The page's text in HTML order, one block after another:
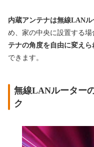
内蔵アンテナは無線LAN
め、家の中央に設置する場
テナの角度を自由に変えら
できます。
無線LANルーター
ク